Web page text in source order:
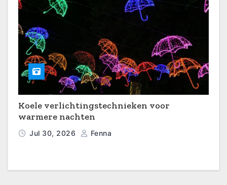
Koele verlichtingstechnieken voor
warmere nachten
Jul 30, 2026 Fenna